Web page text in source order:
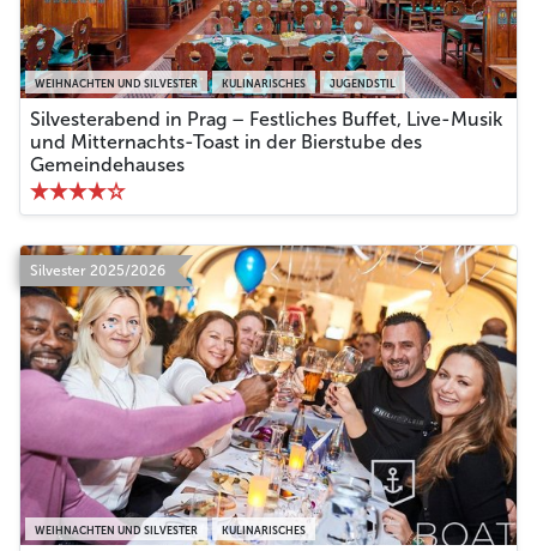
WEIHNACHTEN UND SILVESTER KULINARISCHES JUGENDSTIL
Silvesterabend in Prag – Festliches Buffet, Live-Musik
und Mitternachts-Toast in der Bierstube des
Gemeindehauses
Silvester 2025/2026
WEIHNACHTEN UND SILVESTER KULINARISCHES